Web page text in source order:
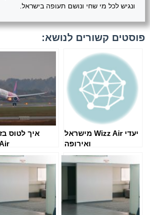
ונגיש לכל מי שחי ונושם תעופה בישראל.
פוסטים קשורים לנושא:
יעדי Wizz Air מישראל
ואירופה
איך לטוס